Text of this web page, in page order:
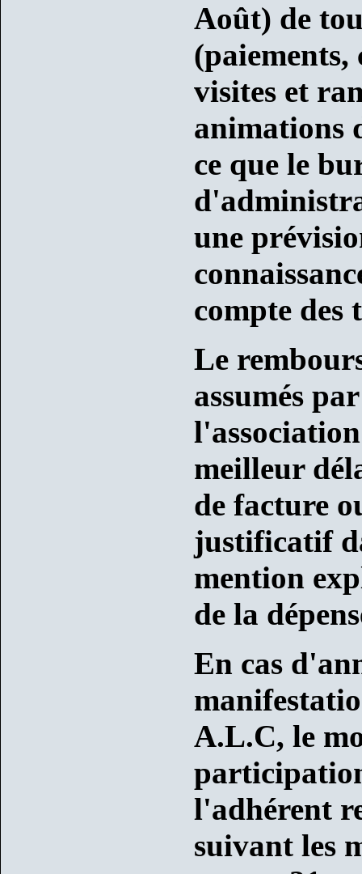
Août) de
(paiements,
visites et
animations
ce que le
une
compte des
Le
assumés
meilleur
de facture
justificatif
mention
de la
En cas
A.L.C, le
l'adhérent
suivant les